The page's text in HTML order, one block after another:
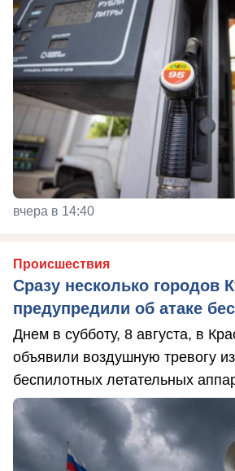
вчера в 14:40
Происшествия
Сразу несколько городов
предупредили об атаке
Днем в субботу, 8 августа, в
объявили воздушную тревогу
беспилотных летательных